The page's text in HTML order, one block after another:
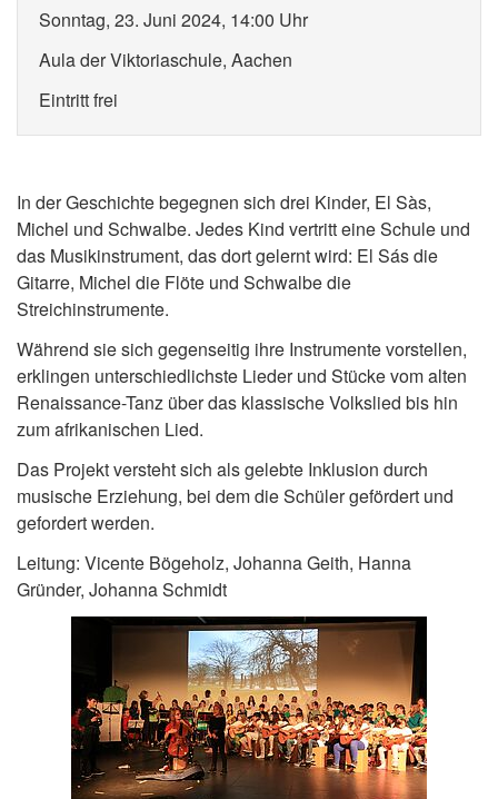
Sonntag, 23. Juni 2024, 14:00 Uhr
Aula der Viktoriaschule, Aachen
Eintritt frei
In der Geschichte begegnen sich drei Kinder, El Sàs,
Michel und Schwalbe. Jedes Kind vertritt eine Schule und
das Musikinstrument, das dort gelernt wird: El Sás die
Gitarre, Michel die Flöte und Schwalbe die
Streichinstrumente.
Während sie sich gegenseitig ihre Instrumente vorstellen,
erklingen unterschiedlichste Lieder und Stücke vom alten
Renaissance-Tanz über das klassische Volkslied bis hin
zum afrikanischen Lied.
Das Projekt versteht sich als gelebte Inklusion durch
musische Erziehung, bei dem die Schüler gefördert und
gefordert werden.
Leitung: Vicente Bögeholz, Johanna Geith, Hanna
Gründer, Johanna Schmidt